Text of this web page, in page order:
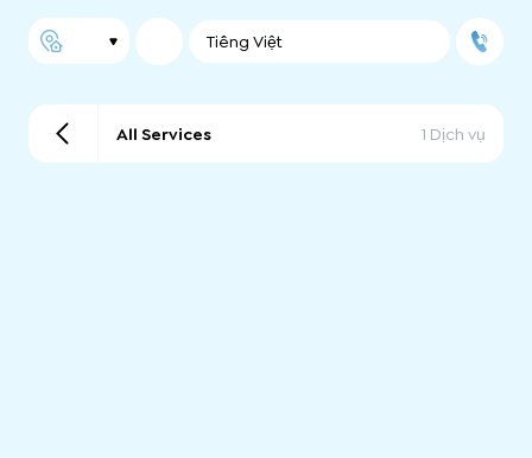
Tiếng Việt
All Services 1 Dịch vụ